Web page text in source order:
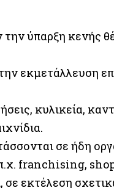
ύπαρξη κενής
εκμετάλλευση
κυλικεία,
σε ήδη
franchising,
σε εκτέλεση